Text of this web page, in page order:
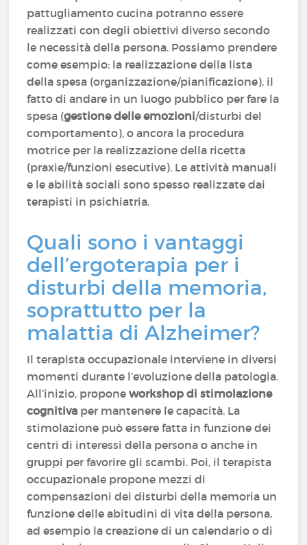
pattugliamento cucina potranno essere
realizzati con degli obiettivi diverso secondo
le necessità della persona. Possiamo prendere
come esempio: la realizzazione della lista
della spesa (organizzazione/pianificazione), il
fatto di andare in un luogo pubblico per fare la
spesa (gestione delle emozioni/disturbi del
comportamento), o ancora la procedura
motrice per la realizzazione della ricetta
(praxie/funzioni esecutive). Le attività manuali
e le abilità sociali sono spesso realizzate dai
terapisti in psichiatria.
Quali sono i vantaggi
dell’ergoterapia per i
disturbi della memoria,
soprattutto per la
malattia di Alzheimer?
Il terapista occupazionale interviene in diversi
momenti durante l’evoluzione della patologia.
All’inizio, proponeworkshop di stimolazione
cognitiva per mantenere le capacità. La
stimolazione può essere fatta in funzione dei
centri di interessi della persona o anche in
gruppi per favorire gli scambi. Poi, il terapista
occupazionale propone mezzi di
compensazioni dei disturbi della memoria un
funzione delle abitudini di vita della persona,
ad esempio la creazione di un calendario o di